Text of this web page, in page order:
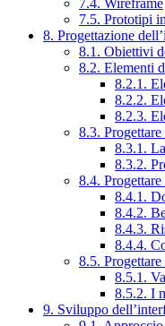
7.4. Wireframe
7.5. Prototipi
8. Progettazione
8.1. Obiettivi
8.2. Elementi
8.2.1.
8.2.2.
8.2.3.
8.3.
8.3.1.
8.3.2.
8.4.
8.4.1.
8.4.2.
8.4.3.
8.4.4.
8.5.
8.5.1.
8.5.2. I
9. Sviluppo